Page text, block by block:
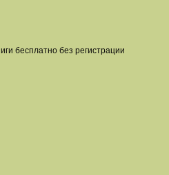
бесплатно без регистрации